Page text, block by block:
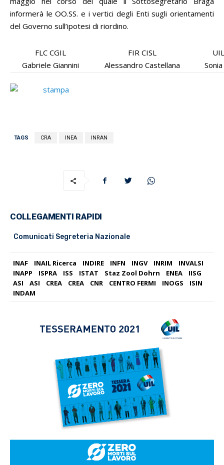
informerà le OO.SS. e i vertici degli Enti sugli orientamenti
del Governo sull’ipotesi di riordino.
FLC CGIL
Gabriele Giannini
FIR CISL
Alessandro Castellana
TAGS CRA INEA INRAN
COLLEGAMENTI RAPIDI
Comunicati Segreteria Nazionale
INAF INAIL Ricerca INDIRE INFN INGV INRIM
INVALSI
INAPP
ISPRA ISS ISTAT Staz Zool Dohrn ENEA
IISG
ASI
ASI CREA CREA CNR CENTRO FERMI INOGS
ISIN
INDAM